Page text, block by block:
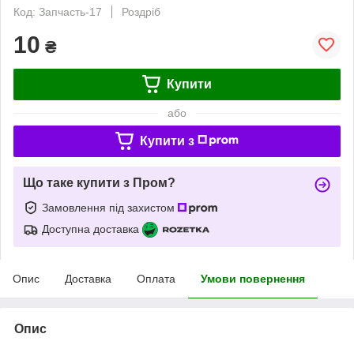
Код: Запчасть-17
Роздріб
10 ₴
Купити
або
Купити з
Що таке купити з Пром?
Замовлення під захистом
Доступна доставка
Опис Доставка Оплата Умови повернення
Опис